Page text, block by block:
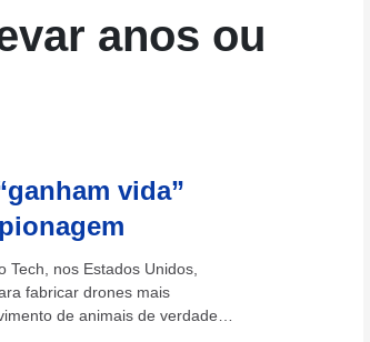
anos ou
vida”
Tech, nos Estados Unidos,
fabricar drones mais
de animais de verdade.